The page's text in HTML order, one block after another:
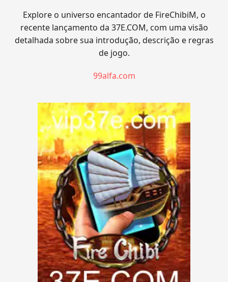
Explore o universo encantador de FireChibiM, o
recente lançamento da 37E.COM, com uma visão
detalhada sobre sua introdução, descrição e regras
de jogo.
99alfa.com